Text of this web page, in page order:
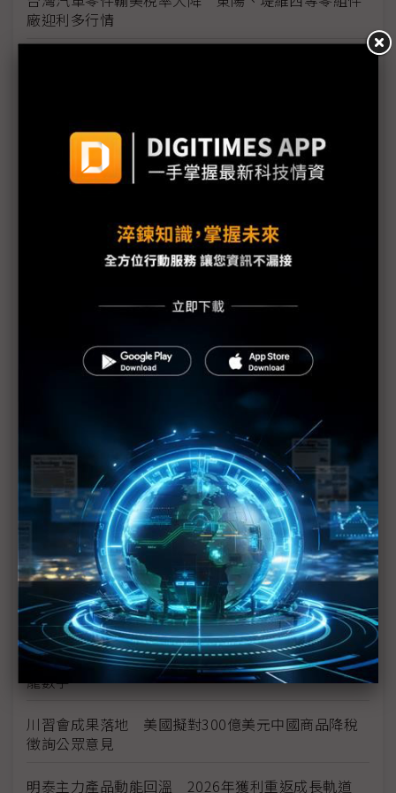
廠迎利多行情
朋程擴產搶攻高效車用元件市場 AI伺服器與HVDC
模組拚2027放量
規避關稅大打平價與豪奢雙戰線 中系電動車4月歐
裕融嚴陳莉蓮：汽車、出行與用車事業的協同發展
AI應用與綠能發展推動創新
回應232關稅優惠上路 東陽：對台灣汽車零件產業
新纖：地緣風險是危機也是轉機 三大布局推進成長
中資背景也能過關 Volvo獲白宮豁免可繼續在美賣
車
裕隆國產、外銷同步並進 嚴陳莉蓮：AI賦能強化核
心競爭力與轉型
茂林加速東南亞布局 越南新廠2Q量產、泰國建廠規
畫隨後上
川普關稅再退款206億美元 CBP同步修正兩週前烏
龍數字
川習會成果落地 美國擬對300億美元中國商品降稅
徵詢公眾意見
明泰主力產品動能回溫 2026年獲利重返成長軌道